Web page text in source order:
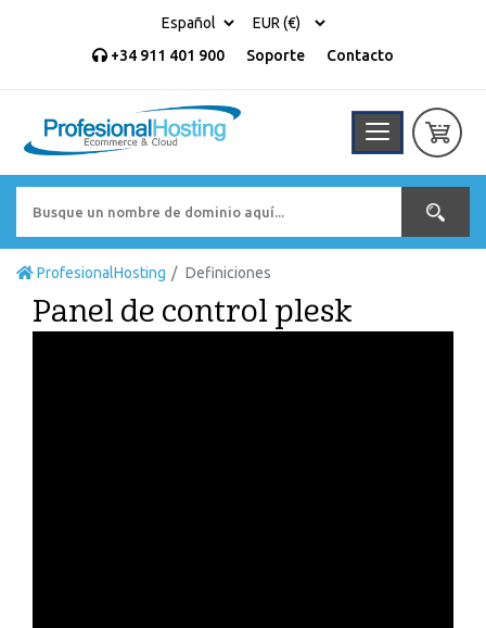
+34 911 401 900 Soporte Contacto
ProfesionalHosting Definiciones
Panel de control plesk